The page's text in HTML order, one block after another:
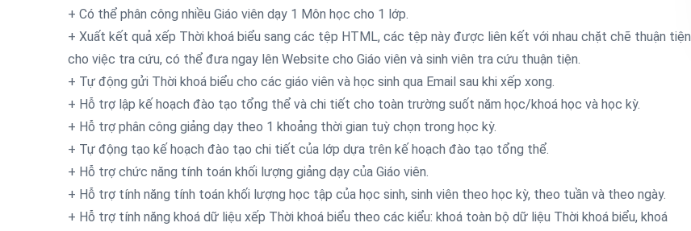
+ Có thể phân công nhiều Giáo viên dạy 1 Môn học cho 1 lớp.
+ Xuất kết quả xếp Thời khoá biểu sang các tệp HTML, các tệp này được liên kết với nhau chặt chẽ thuận tiện
cho việc tra cứu, có thể đưa ngay lên Website cho Giáo viên và sinh viên tra cứu thuận tiện.
+ Tự động gửi Thời khoá biểu cho các giáo viên và học sinh qua Email sau khi xếp xong.
+ Hỗ trợ lập kế hoạch đào tạo tổng thể và chi tiết cho toàn trường suốt năm học/khoá học và học kỳ.
+ Hỗ trợ phân công giảng dạy theo 1 khoảng thời gian tuỳ chọn trong học kỳ.
+ Tự động tạo kế hoạch đào tạo chi tiết của lớp dựa trên kế hoạch đào tạo tổng thể.
+ Hỗ trợ chức năng tính toán khối lượng giảng dạy của Giáo viên.
+ Hỗ trợ tính năng tính toán khối lượng học tập của học sinh, sinh viên theo học kỳ, theo tuần và theo ngày.
+ Hỗ trợ tính năng khoá dữ liệu xếp Thời khoá biểu theo các kiểu: khoá toàn bộ dữ liệu Thời khoá biểu, khoá